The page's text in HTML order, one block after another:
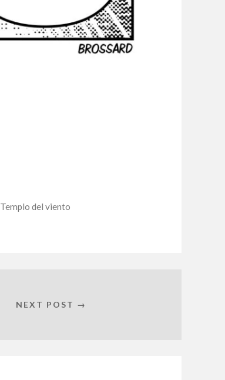
Templo del viento
NEXT POST →